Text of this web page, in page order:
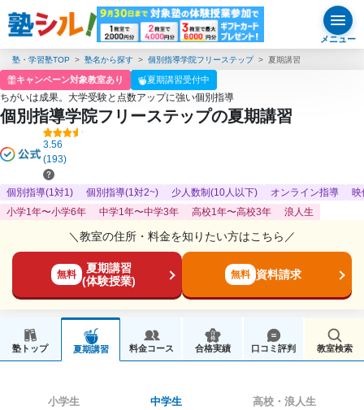
メニュー
塾・学習塾TOP 塾名から探す 個別指導学院フリーステップ 夏期講習
キャンペーン対象教室あり 夏期講習受付中
ちがいは成果。大学受験と点数アップに強い個別指導
個別指導学院フリーステップの夏期講習
3.56
(193)
個別指導(1対1) 個別指導(1対2~) 少人数制(10人以下) オンライン指導
映
小学1年〜小学6年
中学1年〜中学3年 高校1年〜高校3年 浪人生
＼教室の住所・料金を知りたい方はこちら／
無料
夏期講習
(体験授業)
無料 資料請求
塾トップ 夏期講習 料金コース 合格実績 口コミ評判 教室検索
小学生 中学生 高校・浪人生